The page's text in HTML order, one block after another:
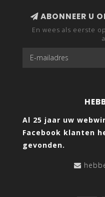
ABONNEER U
En wees als eerste
Al 25 jaar uw
Facebook klanten
gevonden.